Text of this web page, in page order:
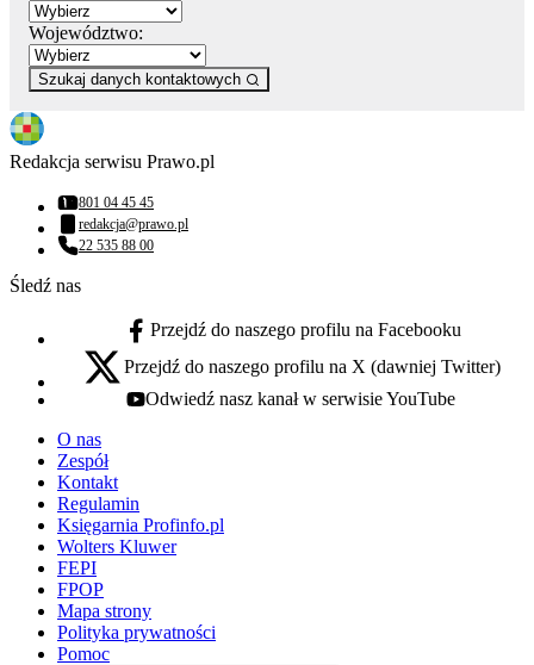
Województwo:
Szukaj danych kontaktowych
Redakcja serwisu Prawo.pl
Numer telefonu:
801 04 45 45
Adres email:
redakcja@prawo.pl
Numer telefonu:
22 535 88 00
Śledź nas
facebook - otwiera się w nowej karcie
Przejdź do naszego profilu na Facebooku
x - otwiera się w nowej karcie
Przejdź do naszego profilu na X (dawniej Twitter)
youtube - otwiera się w nowej karcie
Odwiedź nasz kanał w serwisie YouTube
O nas
Zespół
Kontakt
Regulamin
Księgarnia Profinfo.pl
Wolters Kluwer
FEPI
FPOP
Mapa strony
Polityka prywatności
Pomoc